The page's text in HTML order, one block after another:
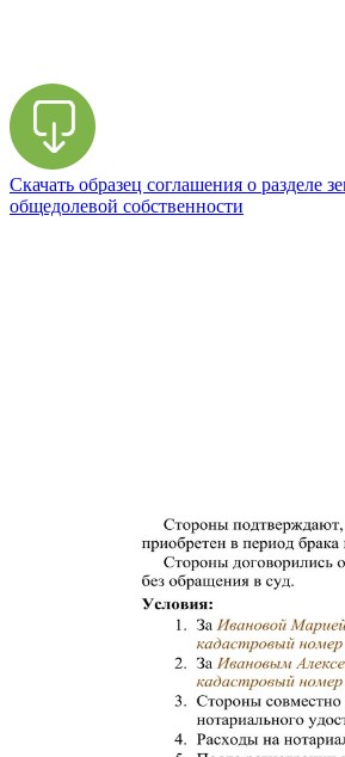
Скачать образец соглашения о разделе
общедолевой собственности